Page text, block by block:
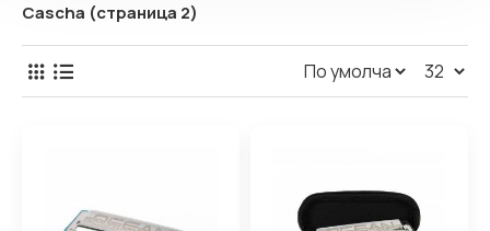
Cascha (страница 2)